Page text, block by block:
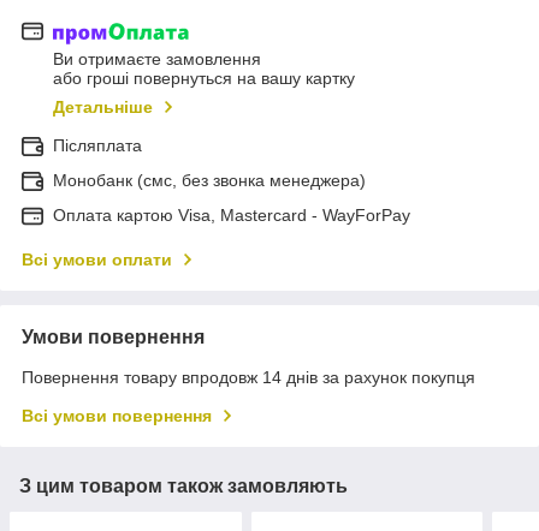
Ви отримаєте замовлення
або гроші повернуться на вашу картку
Детальніше
Післяплата
Монобанк (смс, без звонка менеджера)
Оплата картою Visa, Mastercard - WayForPay
Всі умови оплати
Умови повернення
Повернення товару впродовж 14 днів за рахунок покупця
Всі умови повернення
З цим товаром також замовляють